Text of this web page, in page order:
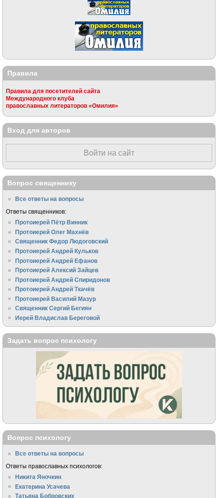
Правила
Правила для посетителей сайта
Международного клуба
православных литераторов «Омилия»
Вход для авторов
Войти на сайт
Вопрос священнику
Все ответы на вопросы
Ответы священников:
Протоиерей Пётр Винник
Протоиерей Олег Махнёв
Священник Федор Людоговский
Протоиерей Андрей Кульков
Протоиерей Андрей Ефанов
Протоиерей Алексий Зайцев
Протоиерей Андрей Спиридонов
Протоиерей Андрей Ткачёв
Протоиерей Василий Мазур
Священник Сергий Бегиян
Иерей Владислав Береговой
Задать вопрос психологу
Вопрос психологу
Все ответы на вопросы
Ответы православных психологов:
Никита Яночкин
Екатерина Усачева
Татьяна Бобровских